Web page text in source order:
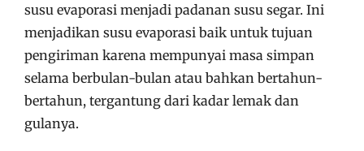
susu evaporasi menjadi padanan susu segar. Ini
menjadikan susu evaporasi baik untuk tujuan
pengiriman karena mempunyai masa simpan
selama berbulan-bulan atau bahkan bertahun-
bertahun, tergantung dari kadar lemak dan
gulanya.